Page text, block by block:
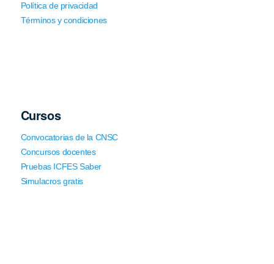
Política de privacidad
Términos y condiciones
Cursos
Convocatorias de la CNSC
Concursos docentes
Pruebas ICFES Saber
Simulacros gratis